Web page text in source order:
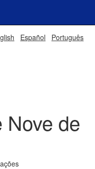
Español Português
Nove de